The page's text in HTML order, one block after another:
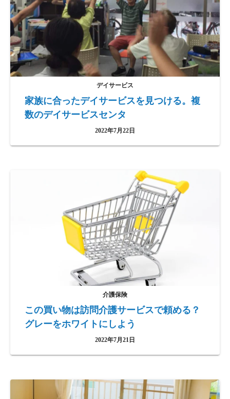
デイサービス
家族に合ったデイサービスを見つける。複
数のデイサービスセンタ
2022年7月22日
介護保険
この買い物は訪問介護サービスで頼める？
グレーをホワイトにしよう
2022年7月21日